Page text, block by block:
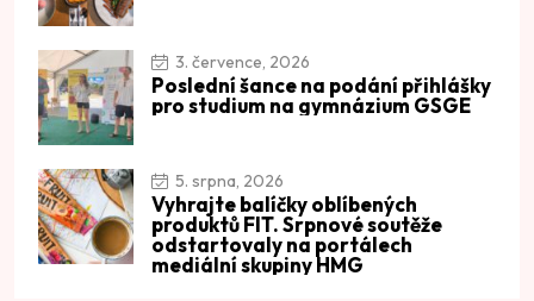
3. července, 2026
Poslední šance na podání přihlášky
pro studium na gymnázium GSGE
5. srpna, 2026
Vyhrajte balíčky oblíbených
produktů FIT. Srpnové soutěže
odstartovaly na portálech
mediální skupiny HMG